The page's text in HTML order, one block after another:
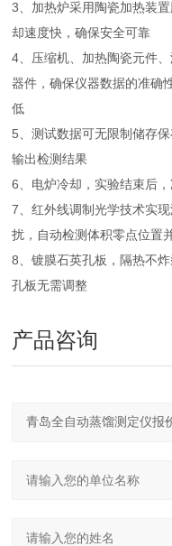
3、加热炉采用陶瓷加热装
却速度快，确保安全可靠
4、压缩机、加热陶瓷元件
器件，确保仪器数据的准确
低
5、测试数据可无限制储存
输出检测结果
6、电炉冷却，实验结束后
7、红外线调制光学技术实
扰，自动检测体积零点位置
8、镀膜石英孔板，隔热不
孔板无需调整
产品咨询